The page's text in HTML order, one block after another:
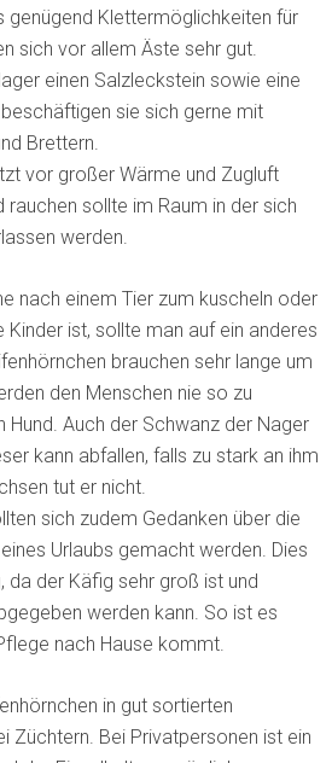
genügend Klettermöglichkeiten für
sich vor allem Äste sehr gut.
einen Salzleckstein sowie eine
sie sich gerne mit
Brettern.
vor großer Wärme und Zugluft
rauchen sollte im Raum in der sich
werden.
nach einem Tier zum kuscheln oder
Kinder ist, sollte man auf ein anderes
brauchen sehr lange um
den Menschen nie so zu
Hund. Auch der Schwanz der Nager
kann abfallen, falls zu stark an ihm
tut er nicht.
sich zudem Gedanken über die
Urlaubs gemacht werden. Dies
da der Käfig sehr groß ist und
werden kann. So ist es
nach Hause kommt.
in gut sortierten
Züchtern. Bei Privatpersonen ist ein